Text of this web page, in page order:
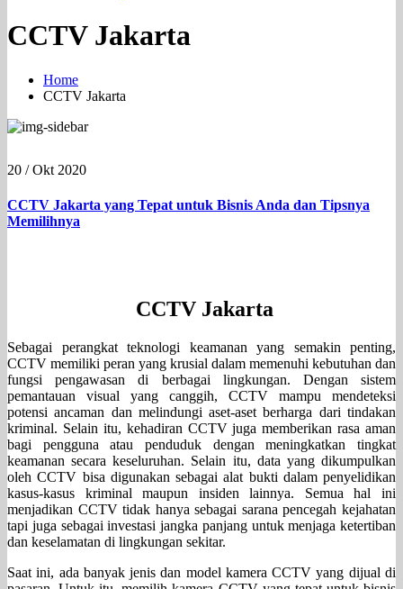
CCTV Jakarta
Home
CCTV Jakarta
20 / Okt 2020
CCTV Jakarta yang Tepat untuk Bisnis Anda dan Tipsnya
Memilihnya
CCTV Jakarta
Sebagai perangkat teknologi keamanan yang semakin penting,
CCTV memiliki peran yang krusial dalam memenuhi kebutuhan dan
fungsi pengawasan di berbagai lingkungan. Dengan sistem
pemantauan visual yang canggih, CCTV mampu mendeteksi
potensi ancaman dan melindungi aset-aset berharga dari tindakan
kriminal. Selain itu, kehadiran CCTV juga memberikan rasa aman
bagi pengguna atau penduduk dengan meningkatkan tingkat
keamanan secara keseluruhan. Selain itu, data yang dikumpulkan
oleh CCTV bisa digunakan sebagai alat bukti dalam penyelidikan
kasus-kasus kriminal maupun insiden lainnya. Semua hal ini
menjadikan CCTV tidak hanya sebagai sarana pencegah kejahatan
tapi juga sebagai investasi jangka panjang untuk menjaga ketertiban
dan keselamatan di lingkungan sekitar.
Saat ini, ada banyak jenis dan model kamera CCTV yang dijual di